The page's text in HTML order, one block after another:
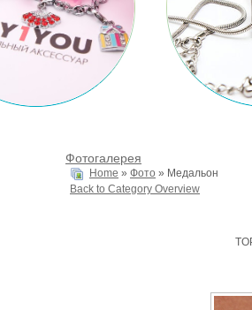
Фотогалерея
Home » Фото » Медальон
Back to Category Overview